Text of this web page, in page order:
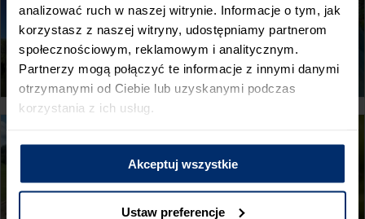
analizować ruch w naszej witrynie. Informacje o tym, jak
korzystasz z naszej witryny, udostępniamy partnerom
społecznościowym, reklamowym i analitycznym.
Partnerzy mogą połączyć te informacje z innymi danymi
otrzymanymi od Ciebie lub uzyskanymi podczas
korzystania z ich usług.
Akceptuj wszystkie
Ustaw preferencje